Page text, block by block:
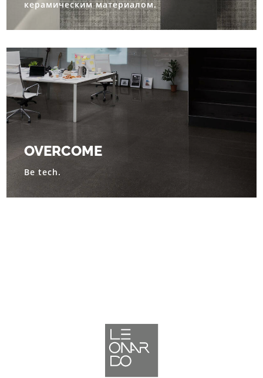
керамическим материалом.
OVERCOME
Be tech.